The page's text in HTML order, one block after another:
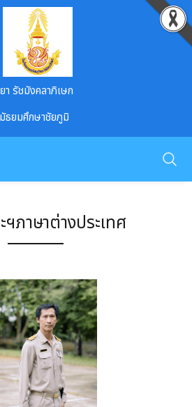
า รัชมังคลาภิเษก
ธยมศึกษาชัยภูมิ
ฯภาษาต่างประเทศ